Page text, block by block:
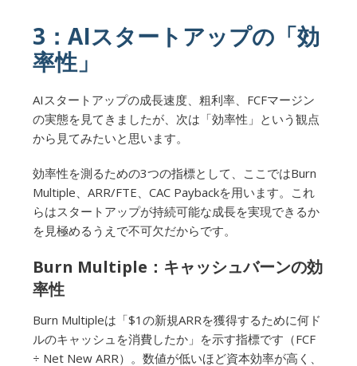
3：AIスタートアップの「効
率性」
AIスタートアップの成長速度、粗利率、FCFマージン
の実態を見てきましたが、次は「効率性」という観点
から見てみたいと思います。
効率性を測るための3つの指標として、ここではBurn
Multiple、ARR/FTE、CAC Paybackを用います。これ
らはスタートアップが持続可能な成長を実現できるか
を見極めるうえで不可欠だからです。
Burn Multiple：キャッシュバーンの効
率性
Burn Multipleは「$1の新規ARRを獲得するために何ド
ルのキャッシュを消費したか」を示す指標です（FCF
÷ Net New ARR）。数値が低いほど資本効率が高く、